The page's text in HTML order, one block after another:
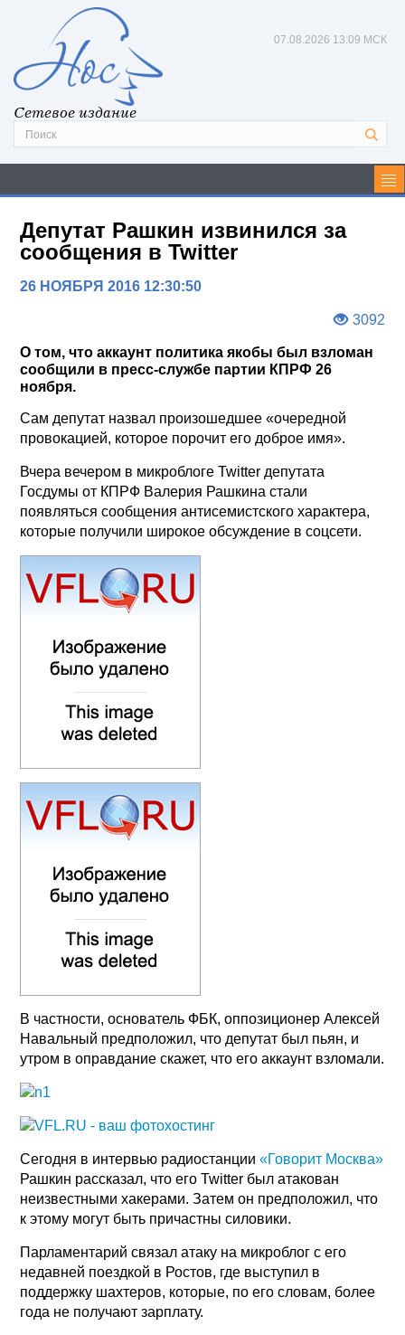
Сетевое издание
07.08.2026 13:09 МСК
Депутат Рашкин извинился за
сообщения в Twitter
26 НОЯБРЯ 2016 12:30:50
3092
О том, что аккаунт политика якобы был взломан
сообщили в пресс-службе партии КПРФ 26
ноября.
Сам депутат назвал произошедшее «очередной
провокацией, которое порочит его доброе имя».
Вчера вечером в микроблоге Twitter депутата
Госдумы от КПРФ Валерия Рашкина стали
появляться сообщения антисемистского характера,
которые получили широкое обсуждение в соцсети.
В частности, основатель ФБК, оппозиционер Алексей
Навальный предположил, что депутат был пьян, и
утром в оправдание скажет, что его аккаунт взломали.
Сегодня в интервью радиостанции«Говорит Москва»
Рашкин рассказал, что его Twitter был атакован
неизвестными хакерами. Затем он предположил, что
к этому могут быть причастны силовики.
Парламентарий связал атаку на микроблог с его
недавней поездкой в Ростов, где выступил в
поддержку шахтеров, которые, по его словам, более
года не получают зарплату.